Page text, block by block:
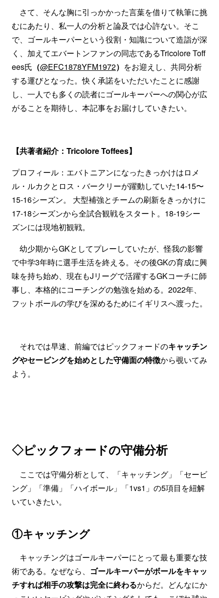
さて、そんな胸に引っかかった言葉を借りて執筆に挑
むにあたり、私一人の分析と論及では心許ない。そこ
で、ゴールキーパーという役割・知識について造詣が深
く、加えてエバートンファンの同志であるTricolore Toff
ees氏 （@EFC1878YFM1972） をお迎えし、共同分析
する運びとなった。快く承諾をいただいたことに感謝
し、一人でも多くの読者にゴールキーパーへの関心が広
がることを期待し、本記事をお届けしていきたい。
【共著者紹介：Tricolore Toffees】
プロフィール：エバトニアンになったきっかけはロメ
ル・ルカクとロス・バークリーが躍動していた14-15〜
15-16シーズン。 大型補強とチームの刷新をきっかけに
17-18シーズンから全試合観戦をスタート。18-19シー
ズンには現地初観戦。
幼少期からGKとしてプレーしていたが、怪我の影響
で中学3年時に選手生活を終える。その後GKの育成に興
味を持ち始め、現在もJリーグで活躍するGKコーチに師
事し、本格的にコーチングの勉強を始める。2022年、
フットボールの学びを深めるためにイギリスへ渡った。
それでは早速、前編ではピックフォードのキャッチン
グやセービングを始めとした守備面の特徴から覗いてみ
よう。
◇ピックフォードの守備分析
ここでは守備分析として、「キャッチング」「セービ
ング」「準備」「ハイボール」「1vs1」の5項目を紐解
いていきたい。
①キャッチング
キャッチングはゴールキーパーにとって最も重要な技
術である。なぜなら、 ゴールキーパーがボールをキャッ
チすれば相手の攻撃は完全に終わるからだ。どんなにか